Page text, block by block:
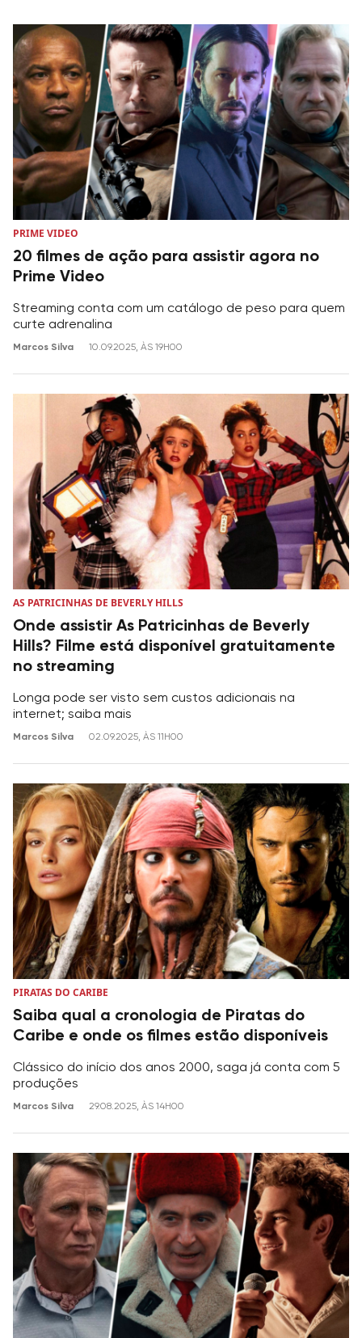
PRIME VIDEO
20 filmes de ação para assistir agora no
Prime Video
Streaming conta com um catálogo de peso para quem
curte adrenalina
Marcos Silva 10.09.2025, ÀS 19H00
AS PATRICINHAS DE BEVERLY HILLS
Onde assistir As Patricinhas de Beverly
Hills? Filme está disponível gratuitamente
no streaming
Longa pode ser visto sem custos adicionais na
internet; saiba mais
Marcos Silva 02.09.2025, ÀS 11H00
PIRATAS DO CARIBE
Saiba qual a cronologia de Piratas do
Caribe e onde os filmes estão disponíveis
Clássico do início dos anos 2000, saga já conta com 5
produções
Marcos Silva 29.08.2025, ÀS 14H00